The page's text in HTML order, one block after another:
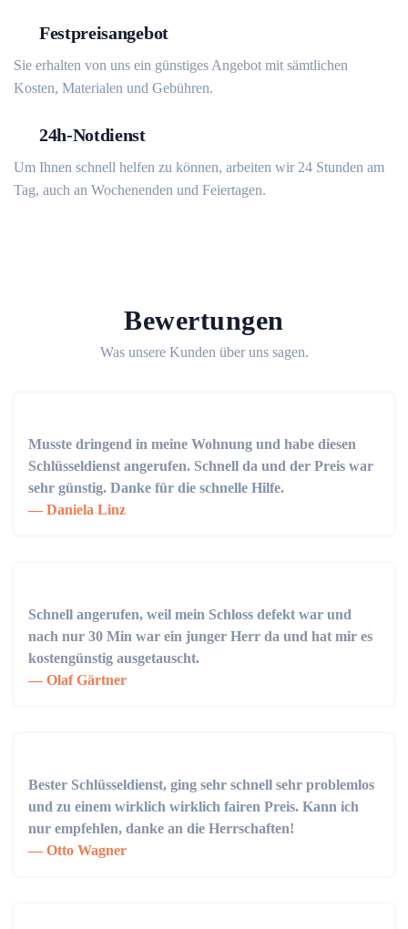
Festpreisangebot
Sie erhalten von uns ein günstiges Angebot mit sämtlichen
Kosten, Materialen und Gebühren.
24h-Notdienst
Um Ihnen schnell helfen zu können, arbeiten wir 24 Stunden am
Tag, auch an Wochenenden und Feiertagen.
Bewertungen
Was unsere Kunden über uns sagen.
Musste dringend in meine Wohnung und habe diesen
Schlüsseldienst angerufen. Schnell da und der Preis war
sehr günstig. Danke für die schnelle Hilfe.
Daniela Linz
Schnell angerufen, weil mein Schloss defekt war und
nach nur 30 Min war ein junger Herr da und hat mir es
kostengünstig ausgetauscht.
Olaf Gärtner
Bester Schlüsseldienst, ging sehr schnell sehr problemlos
und zu einem wirklich wirklich fairen Preis. Kann ich
nur empfehlen, danke an die Herrschaften!
Otto Wagner